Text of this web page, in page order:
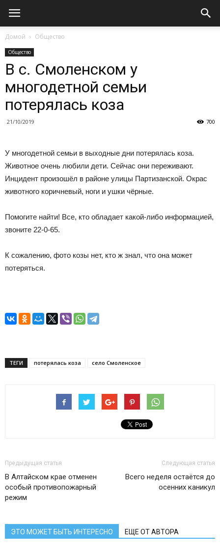
Домой Общество
Общество
В с. Смоленском у
многодетной семьи
потерялась коза
21/10/2019 700
У многодетной семьи в выходные дни потерялась коза.
Животное очень любили дети. Сейчас они переживают.
Инцидент произошёл в районе улицы Партизанской. Окрас
животного коричневый, ноги и ушки чёрные.
Помогите найти! Все, кто обладает какой-либо информацией,
звоните 22-0-65.
К сожалению, фото козы нет, кто ж знал, что она может
потеряться.
ТЕГИ потерялась коза село Смоленское
Предыдущая статья
В Алтайском крае отменен
особый противопожарный
режим
Следующая статья
Всего неделя остаётся до
осенних каникул
ЭТО МОЖЕТ БЫТЬ ИНТЕРЕСНО ЕЩЕ ОТ АВТОРА